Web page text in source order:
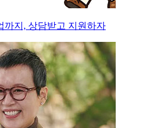
까지, 상담받고 지원하자